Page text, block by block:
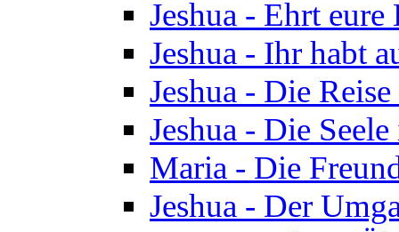
Jeshua - Ehrt
Jeshua - Ihr habt
Jeshua - Die
Jeshua - Die
Maria - Die
Jeshua - Der